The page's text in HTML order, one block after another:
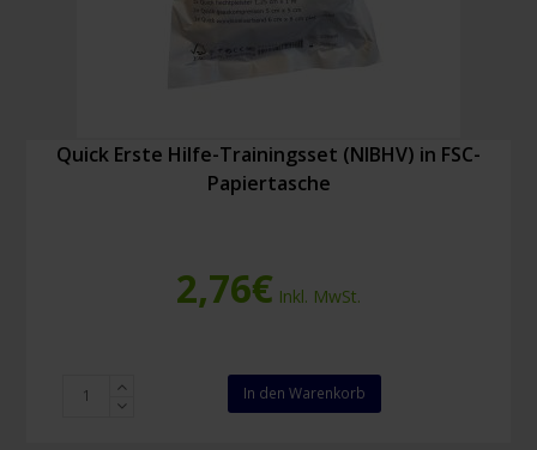
Quick Erste Hilfe-Trainingsset (NIBHV) in FSC-
Papiertasche
2,76€ Inkl. MwSt.
Quick
In den Warenkorb